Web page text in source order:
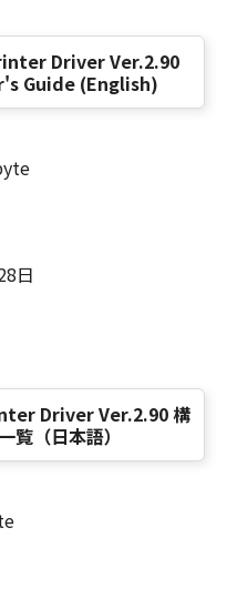
終了します。
て本契約書が終了
フトウェア」およ
書第2条、第4条
よび第10条の規
RIGHTS
、以下の規定が適
is a "commercial
at 48 C.F.R.
as such
(Sept 1995).
Driver Ver.2.90
Guide (English)
日
Driver Ver.2.90 構
覧（日本語）